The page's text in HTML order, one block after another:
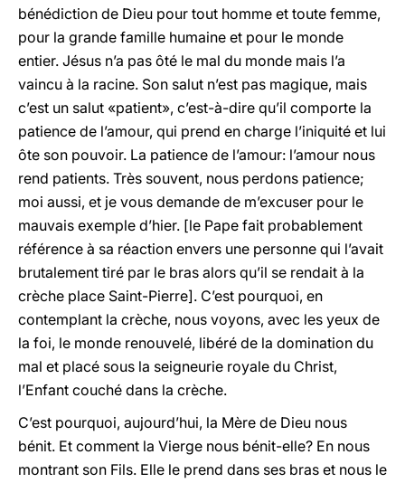
bénédiction de Dieu pour tout homme et toute femme,
pour la grande famille humaine et pour le monde
entier. Jésus n’a pas ôté le mal du monde mais l’a
vaincu à la racine. Son salut n’est pas magique, mais
c’est un salut «patient», c’est-à-dire qu’il comporte la
patience de l’amour, qui prend en charge l’iniquité et lui
ôte son pouvoir. La patience de l’amour: l’amour nous
rend patients. Très souvent, nous perdons patience;
moi aussi, et je vous demande de m’excuser pour le
mauvais exemple d’hier. [le Pape fait probablement
référence à sa réaction envers une personne qui l’avait
brutalement tiré par le bras alors qu’il se rendait à la
crèche place Saint-Pierre]. C’est pourquoi, en
contemplant la crèche, nous voyons, avec les yeux de
la foi, le monde renouvelé, libéré de la domination du
mal et placé sous la seigneurie royale du Christ,
l’Enfant couché dans la crèche.
C’est pourquoi, aujourd’hui, la Mère de Dieu nous
bénit. Et comment la Vierge nous bénit-elle? En nous
montrant son Fils. Elle le prend dans ses bras et nous le